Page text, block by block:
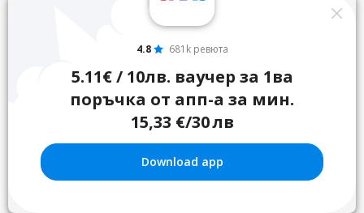
4.8 681k ревюта
5.11€ / 10лв. ваучер за 1ва
поръчка от апп-а за мин.
15,33 €/30 лв
Download app